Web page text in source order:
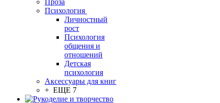
Проза
Психология
Личностный
рост
Психология
общения и
отношений
Детская
психология
Аксессуары для книг
+ ЕЩЕ 7